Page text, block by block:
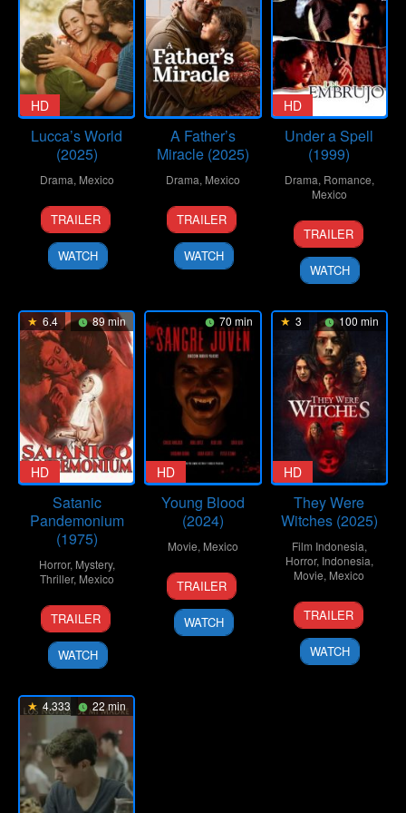
HD
Lucca’s World
(2025)
Drama, Mexico
30
Jan
2025
Mariana
Chenillo
TRAILER
WATCH
A Father’s
Miracle (2025)
Drama, Mexico
25
Dec
2025
Ana
Lorena
Pérez
Ríos
TRAILER
WATCH
HD
Under a Spell
(1999)
Drama, Romance,
Mexico
19
Feb
1999
Carlos
Carrera
TRAILER
WATCH
6.4 89 min
HD
Satanic
Pandemonium
(1975)
Horror, Mystery,
Thriller, Mexico
26
Jun
1975
Gilberto
Martínez
Solares
TRAILER
WATCH
70 min
HD
Young Blood
(2024)
Movie, Mexico
31
Oct
2024
Rodolfo
Palacios
TRAILER
WATCH
3 100 min
HD
They Were
Witches (2025)
Film Indonesia,
Horror, Indonesia,
Movie, Mexico
7
Sep
2025
Alejandro
G.
Alegre
TRAILER
WATCH
4.333 22 min